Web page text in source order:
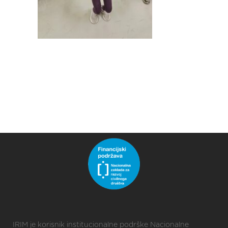
IRIM je korisnik institucionalne podrške Nacionalne